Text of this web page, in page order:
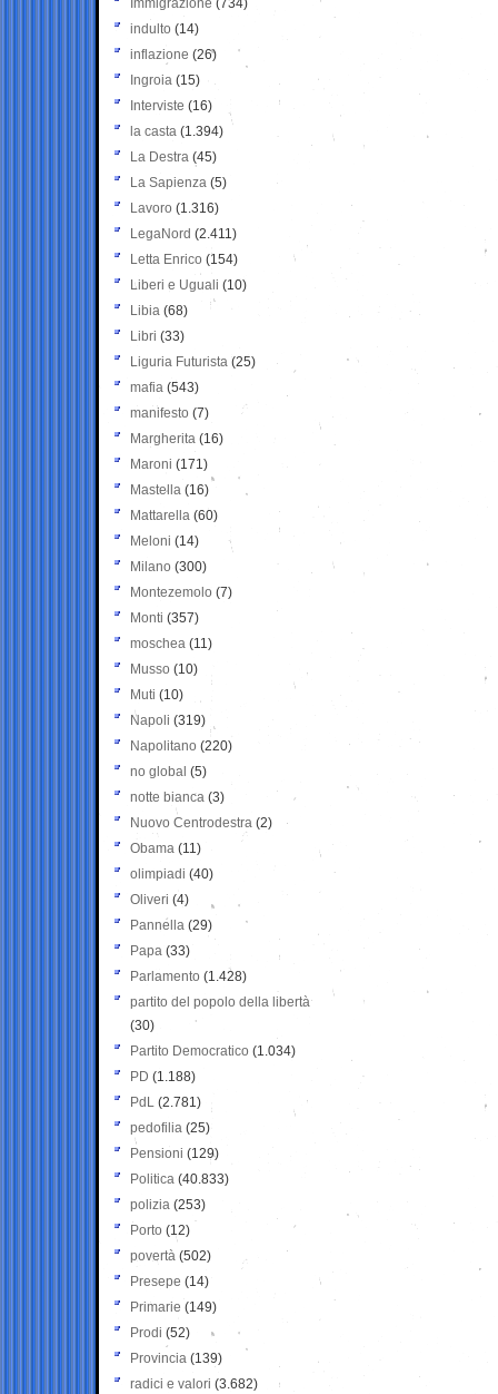
Immigrazione (734)
indulto (14)
inflazione (26)
Ingroia (15)
Interviste (16)
la casta (1.394)
La Destra (45)
La Sapienza (5)
Lavoro (1.316)
LegaNord (2.411)
Letta Enrico (154)
Liberi e Uguali (10)
Libia (68)
Libri (33)
Liguria Futurista (25)
mafia (543)
manifesto (7)
Margherita (16)
Maroni (171)
Mastella (16)
Mattarella (60)
Meloni (14)
Milano (300)
Montezemolo (7)
Monti (357)
moschea (11)
Musso (10)
Muti (10)
Napoli (319)
Napolitano (220)
no global (5)
notte bianca (3)
Nuovo Centrodestra (2)
Obama (11)
olimpiadi (40)
Oliveri (4)
Pannella (29)
Papa (33)
Parlamento (1.428)
partito del popolo della libertà
(30)
Partito Democratico (1.034)
PD (1.188)
PdL (2.781)
pedofilia (25)
Pensioni (129)
Politica (40.833)
polizia (253)
Porto (12)
povertà (502)
Presepe (14)
Primarie (149)
Prodi (52)
Provincia (139)
radici e valori (3.682)